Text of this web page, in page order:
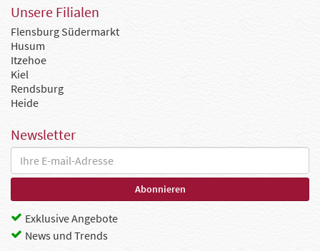
Unsere Filialen
Flensburg Südermarkt
Husum
Itzehoe
Kiel
Rendsburg
Heide
Newsletter
Exklusive Angebote
News und Trends